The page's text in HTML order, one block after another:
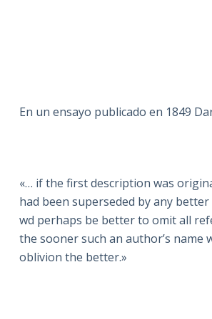
En un ensayo publicado en 1849
«… if the first description was
had been superseded by any
wd perhaps be better to omit all
the sooner such an author’s name
oblivion the better.»